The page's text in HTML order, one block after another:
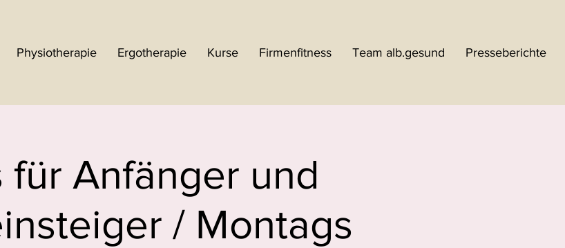
Physiotherapie Ergotherapie Kurse Firmenfitness Team alb.gesund Presseberichte
für Anfänger und
/ Montags